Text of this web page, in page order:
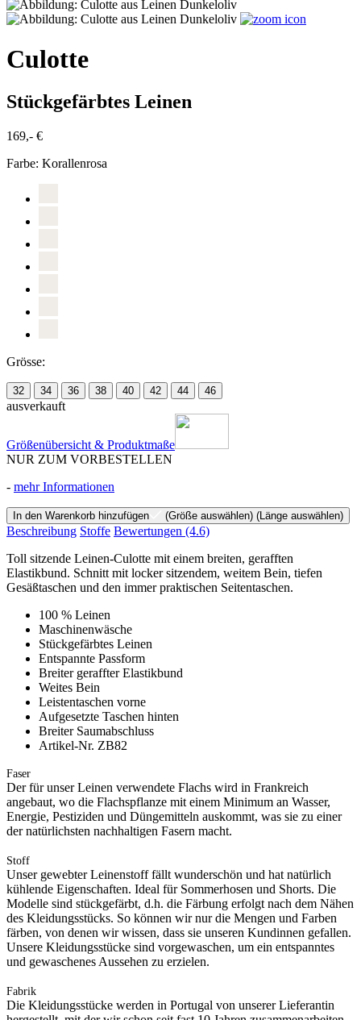
Culotte
Stückgefärbtes Leinen
169,- €
Farbe: Korallenrosa
Grösse:
32 34 36 38 40 42 44 46
ausverkauft
Größenübersicht & Produktmaße
NUR ZUM VORBESTELLEN
- mehr Informationen
In den Warenkorb hinzufügen (Größe auswählen) (Länge auswählen)
Beschreibung Stoffe Bewertungen (4.6)
Toll sitzende Leinen-Culotte mit einem breiten, gerafften
Elastikbund. Schnitt mit locker sitzendem, weitem Bein, tiefen
Gesäßtaschen und den immer praktischen Seitentaschen.
100 % Leinen
Maschinenwäsche
Stückgefärbtes Leinen
Entspannte Passform
Breiter geraffter Elastikbund
Weites Bein
Leistentaschen vorne
Aufgesetzte Taschen hinten
Breiter Saumabschluss
Artikel-Nr. ZB82
Faser
Der für unser Leinen verwendete Flachs wird in Frankreich
angebaut, wo die Flachspflanze mit einem Minimum an Wasser,
Energie, Pestiziden und Düngemitteln auskommt, was sie zu einer
der natürlichsten nachhaltigen Fasern macht.
Stoff
Unser gewebter Leinenstoff fällt wunderschön und hat natürlich
kühlende Eigenschaften. Ideal für Sommerhosen und Shorts. Die
Modelle sind stückgefärbt, d.h. die Färbung erfolgt nach dem Nähen
des Kleidungsstücks. So können wir nur die Mengen und Farben
färben, von denen wir wissen, dass sie unseren Kundinnen gefallen.
Unsere Kleidungsstücke sind vorgewaschen, um ein entspanntes
und gewaschenes Aussehen zu erzielen.
Fabrik
Die Kleidungsstücke werden in Portugal von unserer Lieferantin